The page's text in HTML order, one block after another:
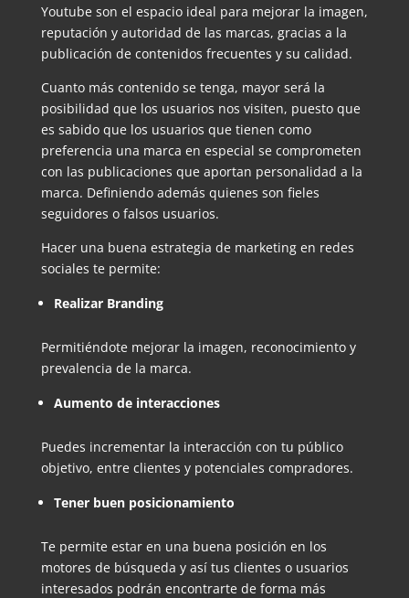
Youtube son el espacio ideal para mejorar la imagen,
reputación y autoridad de las marcas, gracias a la
publicación de contenidos frecuentes y su calidad.
Cuanto más contenido se tenga, mayor será la
posibilidad que los usuarios nos visiten, puesto que
es sabido que los usuarios que tienen como
preferencia una marca en especial se comprometen
con las publicaciones que aportan personalidad a la
marca. Definiendo además quienes son fieles
seguidores o falsos usuarios.
Hacer una buena estrategia de marketing en redes
sociales te permite:
Realizar Branding
Permitiéndote mejorar la imagen, reconocimiento y
prevalencia de la marca.
Aumento de interacciones
Puedes incrementar la interacción con tu público
objetivo, entre clientes y potenciales compradores.
Tener buen posicionamiento
Te permite estar en una buena posición en los
motores de búsqueda y así tus clientes o usuarios
interesados podrán encontrarte de forma más